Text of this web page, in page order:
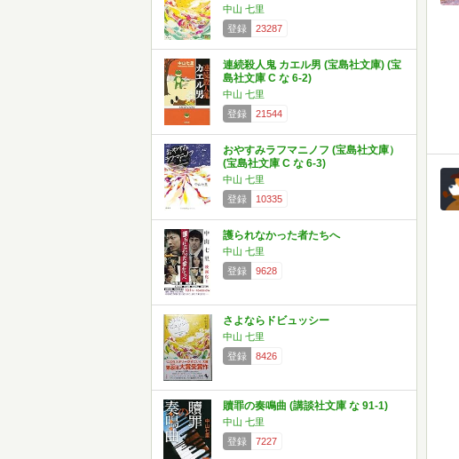
中山 七里
登録
23287
連続殺人鬼 カエル男 (宝島社文庫) (宝
島社文庫 C な 6-2)
中山 七里
登録
21544
おやすみラフマニノフ (宝島社文庫）
(宝島社文庫 C な 6-3)
中山 七里
登録
10335
護られなかった者たちへ
中山 七里
登録
9628
さよならドビュッシー
中山 七里
登録
8426
贖罪の奏鳴曲 (講談社文庫 な 91-1)
中山 七里
登録
7227